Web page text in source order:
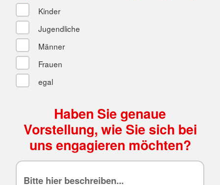
Kinder
Jugendliche
Männer
Frauen
egal
Haben Sie genaue
Vorstellung, wie Sie sich bei
uns engagieren möchten?